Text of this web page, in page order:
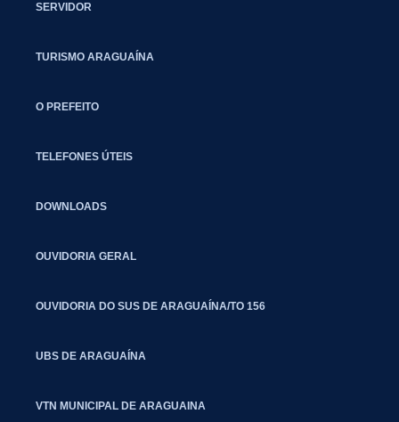
SERVIDOR
TURISMO ARAGUAÍNA
O PREFEITO
TELEFONES ÚTEIS
DOWNLOADS
OUVIDORIA GERAL
OUVIDORIA DO SUS DE ARAGUAÍNA/TO 156
UBS DE ARAGUAÍNA
VTN MUNICIPAL DE ARAGUAINA